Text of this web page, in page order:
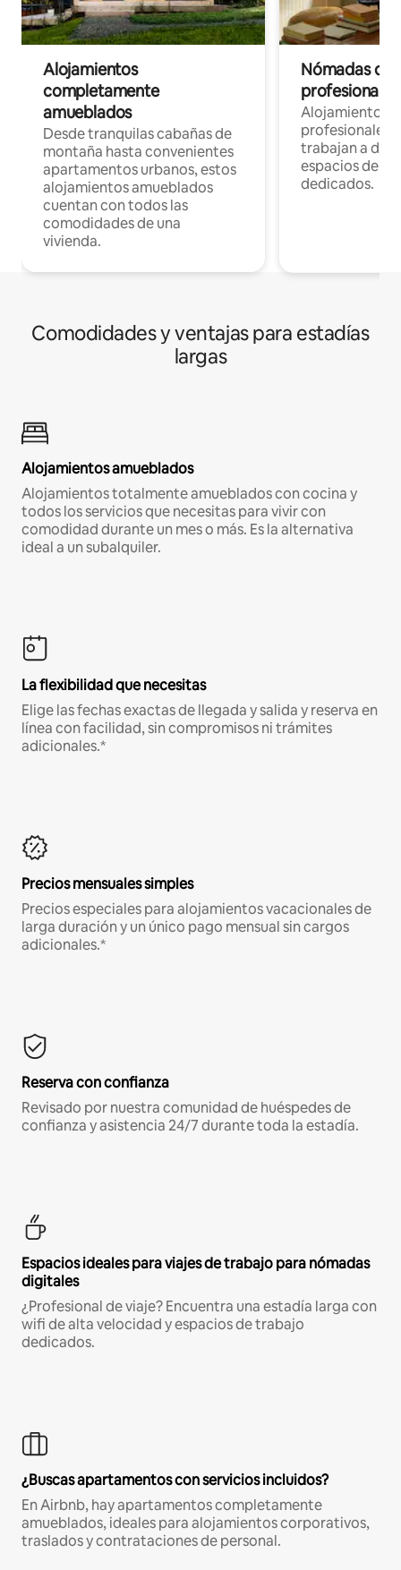
Alojamientos
completamente
amueblados
Desde tranquilas cabañas de
montaña hasta convenientes
apartamentos urbanos, estos
alojamientos amueblados
cuentan con todos las
comodidades de una
vivienda.
Nómadas
Alojamientos
profesionales
trabajan a
espacios de
dedicados.
Comodidades y ventajas para estadías
largas
Alojamientos amueblados
Alojamientos totalmente amueblados con cocina y
todos los servicios que necesitas para vivir con
comodidad durante un mes o más. Es la alternativa
ideal a un subalquiler.
La flexibilidad que necesitas
Elige las fechas exactas de llegada y salida y reserva en
línea con facilidad, sin compromisos ni trámites
adicionales.*
Precios mensuales simples
Precios especiales para alojamientos vacacionales de
larga duración y un único pago mensual sin cargos
adicionales.*
Reserva con confianza
Revisado por nuestra comunidad de huéspedes de
confianza y asistencia 24/7 durante toda la estadía.
Espacios ideales para viajes de trabajo para nómadas
digitales
¿Profesional de viaje? Encuentra una estadía larga con
wifi de alta velocidad y espacios de trabajo
dedicados.
¿Buscas apartamentos con servicios incluidos?
En Airbnb, hay apartamentos completamente
amueblados, ideales para alojamientos corporativos,
traslados y contrataciones de personal.